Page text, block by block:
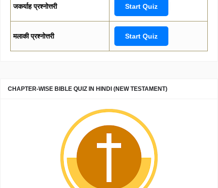
जकर्याह प्रश्नोत्तरी Start Quiz
मलाकी प्रश्नोत्तरी Start Quiz
CHAPTER-WISE BIBLE QUIZ IN HINDI (NEW TESTAMENT)